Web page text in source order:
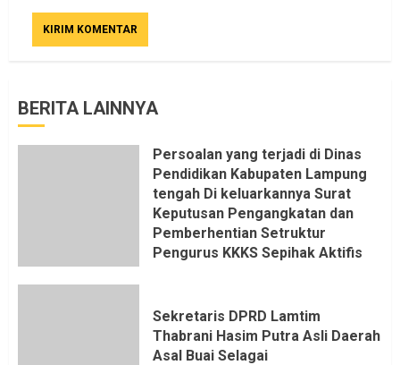
BERITA LAINNYA
Persoalan yang terjadi di Dinas
Pendidikan Kabupaten Lampung
tengah Di keluarkannya Surat
Keputusan Pengangkatan dan
Pemberhentian Setruktur
Pengurus KKKS Sepihak Aktifis
Dapat saya pastikan penuh Unsur
KKN, dan Unsur Politik.
6 AGUSTUS 2026
Sekretaris DPRD Lamtim
Thabrani Hasim Putra Asli Daerah
Asal Buai Selagai